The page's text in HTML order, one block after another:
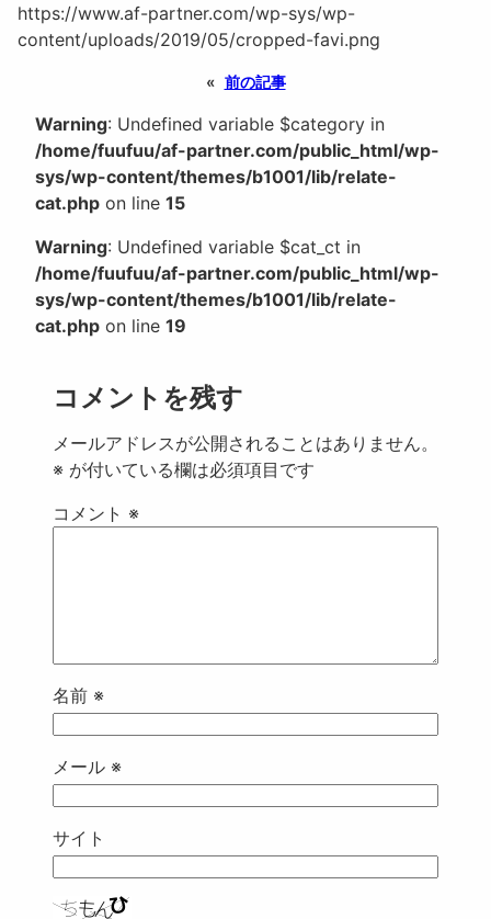
https://www.af-partner.com/wp-sys/wp-
content/uploads/2019/05/cropped-favi.png
« 前の記事
Warning: Undefined variable $category in
/home/fuufuu/af-partner.com/public_html/wp-
sys/wp-content/themes/b1001/lib/relate-
cat.php on line 15
Warning: Undefined variable $cat_ct in
/home/fuufuu/af-partner.com/public_html/wp-
sys/wp-content/themes/b1001/lib/relate-
cat.php on line 19
コメントを残す
メールアドレスが公開されることはありません。
※ が付いている欄は必須項目です
コメント ※
名前 ※
メール ※
サイト